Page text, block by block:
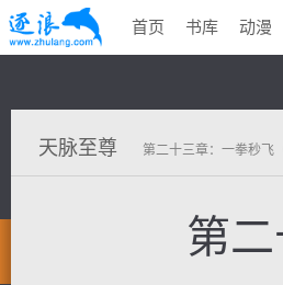
首页 书库 动漫
天脉至尊 第二十三章：一拳秒飞
第